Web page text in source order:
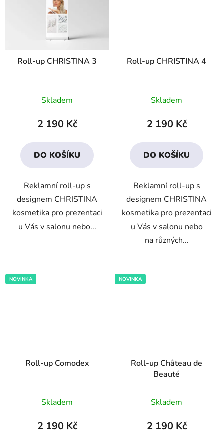
Roll-up CHRISTINA 3
Skladem
2 190 Kč
DO KOŠÍKU
Reklamní roll-up s
designem CHRISTINA
kosmetika pro prezentaci
u Vás v salonu nebo...
Roll-up CHRISTINA 4
Skladem
2 190 Kč
DO KOŠÍKU
Reklamní roll-up s
designem CHRISTINA
kosmetika pro prezentaci
u Vás v salonu nebo
na různých...
NOVINKA
Roll-up Comodex
hodnocení
produktu
Skladem
2 190 Kč
NOVINKA
Roll-up Château de
Beauté
Skladem
2 190 Kč